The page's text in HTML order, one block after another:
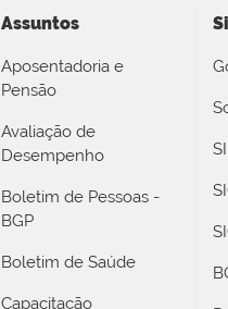
Assuntos
Aposentadoria e
Pensão
Avaliação de
Desempenho
Boletim de Pessoas -
BGP
Boletim de Saúde
Capacitação